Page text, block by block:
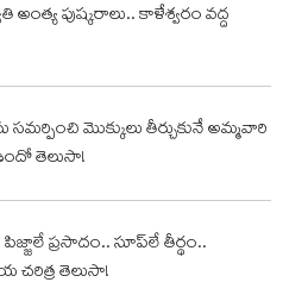
అంత్య పుష్కరాలు.. కాళేశ్వరం వద్ద
సమర్పించి మొక్కులు తీర్చుకునే అమ్మవారి
తెలుసా!
ప్రసాదం.. సూప్‌లే తీర్థం..
తెలుసా!